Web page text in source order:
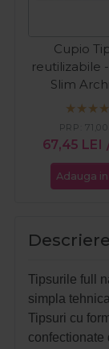
Cupio
reutilizabile
Slim
67,45 LEI
PRP: 71,00
Adauga
Descriere
Tipsurile full
simpla
Tipsuri cu
confectionate